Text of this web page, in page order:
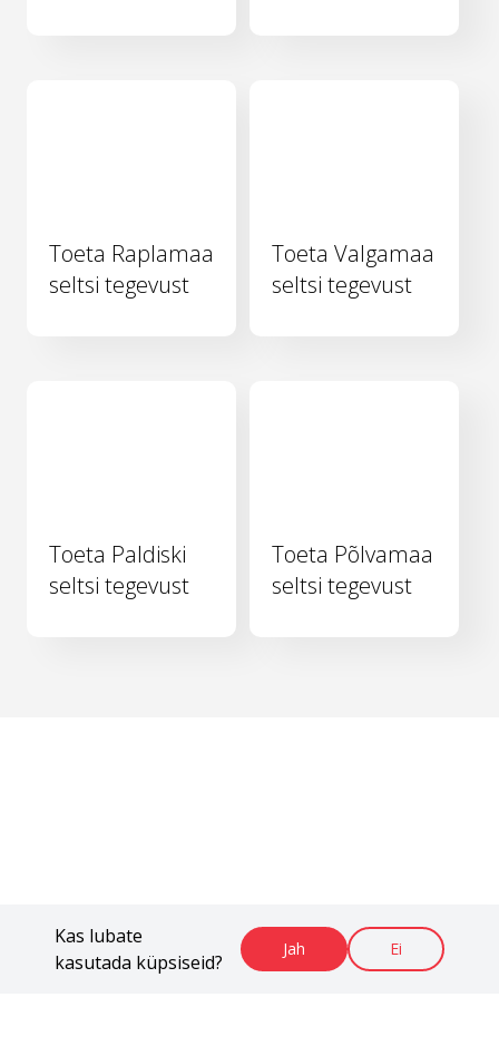
Kas lubate
kasutada küpsiseid?
Jah Ei
Toeta Raplamaa
seltsi tegevust
Toeta Valgamaa
seltsi tegevust
Toeta Paldiski
seltsi tegevust
Toeta Põlvamaa
seltsi tegevust